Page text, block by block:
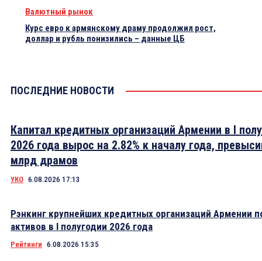
Валютный рынок
Курс евро к армянскому драму продолжил рост,
доллар и рубль понизились – данные ЦБ
ПОСЛЕДНИЕ НОВОСТИ
Капитал кредитных организаций Армении в I
2026 года вырос на 2.82% к началу года,
млрд драмов
УКО 6.08.2026 17:13
Рэнкинг крупнейших кредитных организаций Армении
активов в I полугодии 2026 года
Рейтинги 6.08.2026 15:35